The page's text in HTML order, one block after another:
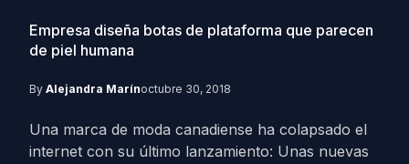
Empresa diseña botas de plataforma que parecen
de piel humana
By Alejandra Marínoctubre 30, 2018
Una marca de moda canadiense ha colapsado el
internet con su último lanzamiento: Unas nuevas